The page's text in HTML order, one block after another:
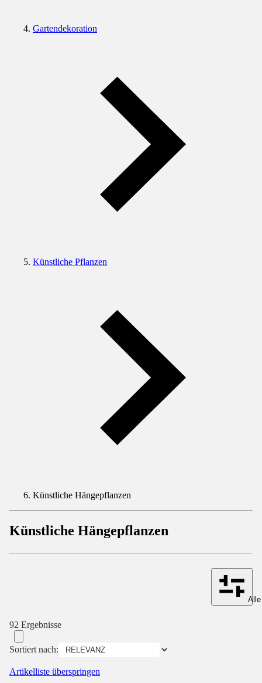
Gartendekoration
Künstliche Pflanzen
Künstliche Hängepflanzen
Künstliche Hängepflanzen
92 Ergebnisse
Sortiert nach:
Artikelliste überspringen